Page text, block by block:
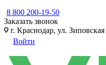
8 800 200-19-50
Заказать звонок
г. Краснодар, ул.
Войти